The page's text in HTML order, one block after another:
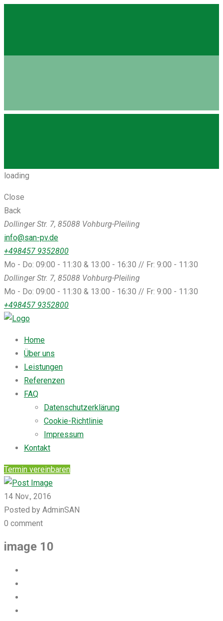
loading
Close
Back
Dollinger Str. 7, 85088 Vohburg-Pleiling
info@san-pv.de
+498457 9352800
Mo - Do: 09:00 - 11:30 & 13:00 - 16:30 // Fr: 9:00 - 11:30
Dollinger Str. 7, 85088 Vohburg-Pleiling
Mo - Do: 09:00 - 11:30 & 13:00 - 16:30 // Fr: 9:00 - 11:30
+498457 9352800
Home
Über uns
Leistungen
Referenzen
FAQ
Datenschutzerklärung
Cookie-Richtlinie
Impressum
Kontakt
Termin vereinbaren
14 Nov., 2016
Posted by AdminSAN
0 comment
image 10